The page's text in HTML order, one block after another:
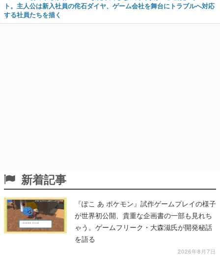
ト。主人公は新入社員の侘石ダイヤ、ゲーム会社を舞台にトラブルへ対応
する社員たちを描く
新着記事
『ぽこ あ ポケモン』試作ゲームプレイの様子
が世界初公開、貴重な企画書の一部も見れち
ゃう。ゲームフリーク・大森滋氏が開発秘話
を語る
2026年8月7日